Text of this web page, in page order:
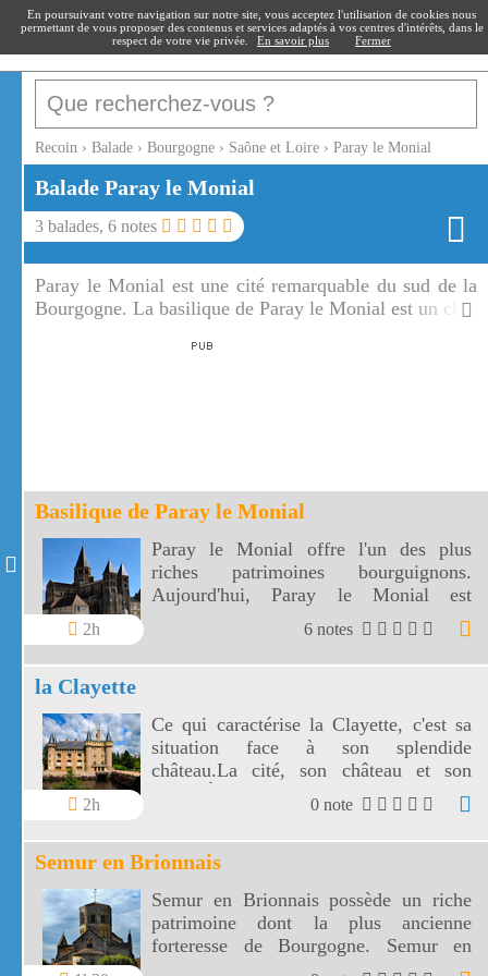
recoin.fr
Recoin › Balade › Bourgogne › Saône et Loire › Paray le Monial
Balade Paray le Monial
3 balades, 6 notes
Paray le Monial est une cité remarquable du sud de la
Bourgogne. La basilique de Paray le Monial est un chef
Basilique de Paray le Monial
2h
Paray le Monial offre l'un des plus
riches patrimoines bourguignons.
Aujourd'hui, Paray le Monial est
toujours un lieu de pèlerinage
6 notes
la Clayette
2h
Ce qui caractérise la Clayette, c'est sa
situation face à son splendide
château.La cité, son château et son
grand Étang font de la Clayette un des
sites les plus pittoresques de
Bourgogne.
0 note
Semur en Brionnais
Semur en Brionnais possède un riche
patrimoine dont la plus ancienne
forteresse de Bourgogne. Semur en
Brionnais occupe une colline du bocage
En poursuivant votre navigation sur notre site, vous acceptez l'utilisation de cookies nous
permettant de vous proposer des contenus et services adaptés à vos centres d'intérêts, dans le
respect de votre vie privée.
En savoir plus Fermer